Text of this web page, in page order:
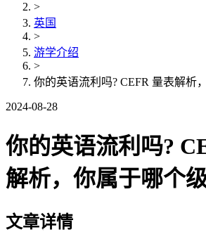
>
英国
>
游学介绍
>
你的英语流利吗? CEFR 量表解析
2024-08-28
你的英语流利吗?
解析，你属于哪个
文章详情